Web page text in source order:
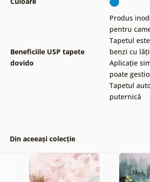
Beneficiile USP tapete
dovido
Produs
pentru
Tapetul
benzi cu
Aplicație
poate
Tapetul
puternică
Din aceeași colecție